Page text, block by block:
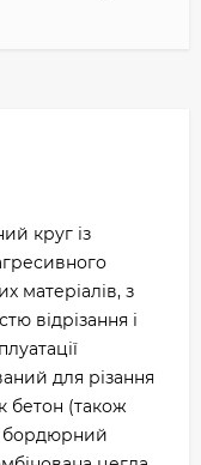
круг із
матеріалів, з
відрізання і
для різання
бетон (також
бордюрний